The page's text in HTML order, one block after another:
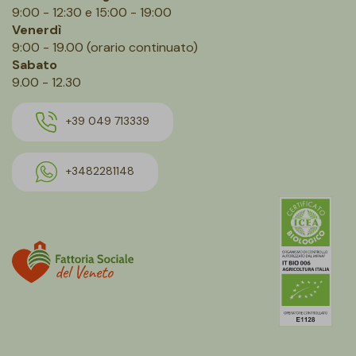
9:00 - 12:30 e 15:00 - 19:00
Venerdì
9:00 - 19.00 (orario continuato)
Sabato
9.00 - 12.30
+39 049 713339
+3482281148